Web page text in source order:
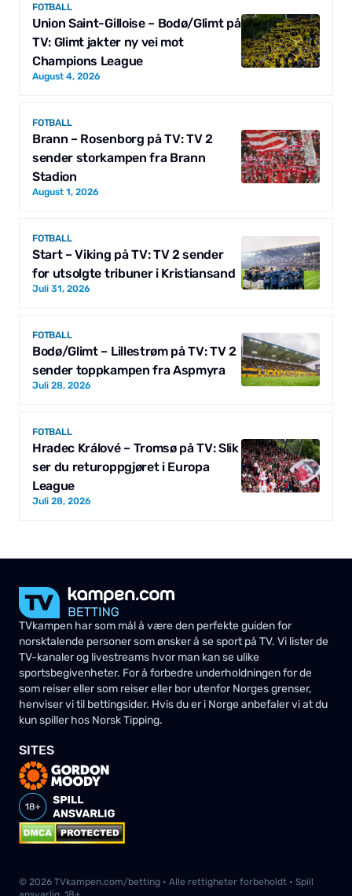
FOTBALL
Union Saint-Gilloise – Bodø/Glimt på
TV: Glimt jakter ny vei mot
Champions League
August 4, 2026
FOTBALL
Brann – Rosenborg på TV: TV 2
sender storkampen fra Brann
Stadion
August 1, 2026
FOTBALL
Start – Viking på TV: TV 2 sender
for utsolgte tribuner i Kristiansand
Juli 31, 2026
FOTBALL
Bodø/Glimt – Lillestrøm på TV: TV 2
sender toppkampen fra Aspmyra
Juli 28, 2026
FOTBALL
Hradec Králové – Tromsø på TV: Slik
ser du returoppgjøret i Europa
League
Juli 28, 2026
TVkampen har som mål å være den perfekte guiden for
norsktalende personer som ønsker å se sport på TV. Vi lister de
TV-kanaler og livestreams hvor man kan se ulike
sportsbegivenheter. For å forbedre underholdningen for de
som reiser eller som reiser eller bor utenfor Norges grenser,
henviser vi til bettingsider. Hvis du er i Norge anbefaler vi at du
kun spiller hos Norsk Tipping.
SITES
© 2026 TVkampen.com/betting • Alle rettigheter forbeholdt • Spill